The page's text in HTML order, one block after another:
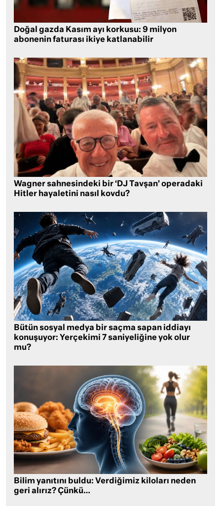
Doğal gazda Kasım ayı korkusu: 9 milyon
abonenin faturası ikiye katlanabilir
Wagner sahnesindeki bir ‘DJ Tavşan’ operadaki
Hitler hayaletini nasıl kovdu?
Bütün sosyal medya bir saçma sapan iddiayı
konuşuyor: Yerçekimi 7 saniyeliğine yok olur
mu?
Bilim yanıtını buldu: Verdiğimiz kiloları neden
geri alırız? Çünkü…